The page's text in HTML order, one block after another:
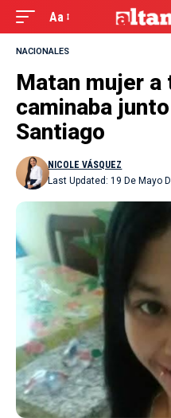
Aa
NACIONALES
Matan mujer
caminaba
Santiago
Last Updated: 19 De Mayo
NICOLE VÁSQUEZ